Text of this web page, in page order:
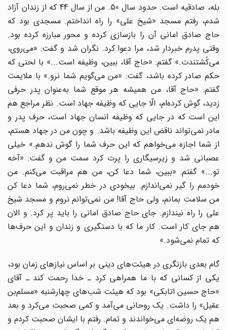
بله، صادقیه است. حدود سال 50. من از سال 44 که از زندان آزاد
شدم، رفتم مسجد «شیخ ‌علی» را راه انداختم. مسجدی بود که
حاج صادق امانی آن را بازسازی کرده و محور مبارزه کرده بود.
وقتی پدرم خبردار شد، مرا دعوا کرد. نگران شد و گفت: «می‌روی،
می‌کُشتندت.» گفتم: «حاج آقا، ببین، وظیفه است...» با لحنی که
حکم صادر کرده باشد، گفت: «من می‌گویم شما نرو.» با ملایمت
گفتم: «حاج آقا، من همیشه هر موقع شما به‌عنوان پدر حرفی
زدید، گوش کرده‌ام، الّا جایی که وظیفه جهاد است. نظر مراجع هم
این است که در جایی که وظیفه انسان جهاد است، حرف پدر و
مادر نمی‌تواند ناقض این وظیفه باشد. و چون من در جهاد هستم،
از شما اجازه می‌خواهم که این حرف شما را گوش ندهم.» خیلی
عصبانی شد و زیرسیگاری را پرت کرد سمت من و گفت: «آخه
تو...» گفتم: «ببین، شما دعا کن، من هم مراقبت می‌کنم. من
خودمم را گیر نمی‌اندازم. بیخودی در خطر نمی‌روم، شما دعا کن
من سلامت بمانم، ولی حاج آقا! من نمی‌توانم نروم و مسجد شیخ
علی را راه نیندازم. جای حاج صادق امانی را باید پر کرد. و الان
هم جای کار است. کار ما که با دستگیری و زندان و این حرف‌ها
که تمام نمی‌شود.»
گام بعدی بازنگری در هیئت‌های دینی بر اساس نیازهای زمان بود،
یکی از کسانی که با ما همراهی کرد ـ خدا رحمت کند ـ آقای
«حاج حسین اتابکی» بود که هیئت شب‌های چهارشنبه «مسلم‌بن
عقیل» را داشت. یک روحانی می‌آمد و کمی صحبت می‌کرد و بعد
هم یک روضه‌ای می‌خواندند و تمام. رفتم با ایشان صحبت کردم و